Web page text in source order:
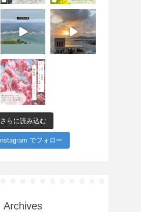
さらに読み込む
Instagram でフォロー
Archives